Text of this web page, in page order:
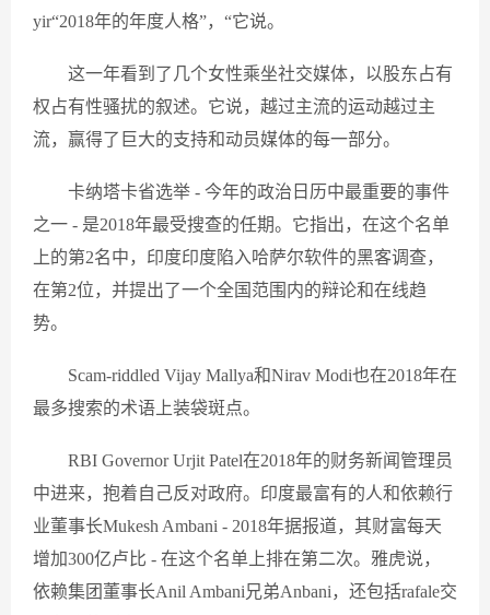
yir“2018年的年度人格”，“它说。
这一年看到了几个女性乘坐社交媒体，以股东占有
权占有性骚扰的叙述。它说，越过主流的运动越过主
流，赢得了巨大的支持和动员媒体的每一部分。
卡纳塔卡省选举 - 今年的政治日历中最重要的事件
之一 - 是2018年最受搜查的任期。它指出，在这个名单
上的第2名中，印度印度陷入哈萨尔软件的黑客调查，
在第2位，并提出了一个全国范围内的辩论和在线趋
势。
Scam-riddled Vijay Mallya和Nirav Modi也在2018年在
最多搜索的术语上装袋斑点。
RBI Governor Urjit Patel在2018年的财务新闻管理员
中进来，抱着自己反对政府。印度最富有的人和依赖行
业董事长Mukesh Ambani - 2018年据报道，其财富每天
增加300亿卢比 - 在这个名单上排在第二次。雅虎说，
依赖集团董事长Anil Ambani兄弟Anbani，还包括rafale交